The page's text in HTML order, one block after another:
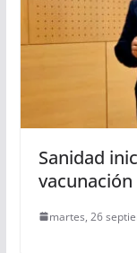
Sanidad
vacunación
martes, 26